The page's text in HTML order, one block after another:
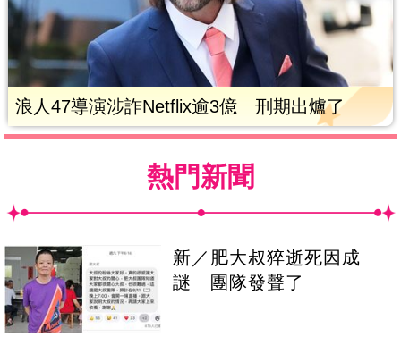
浪人47導演涉詐Netflix逾3億 刑期出爐了
熱門新聞
新／肥大叔猝逝死因成
謎 團隊發聲了